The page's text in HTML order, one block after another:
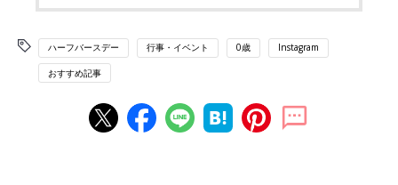
ハーフバースデー 行事・イベント 0歳 Instagram
おすすめ記事